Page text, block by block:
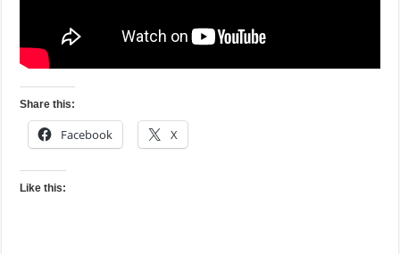
Share this:
Facebook X
Like this: